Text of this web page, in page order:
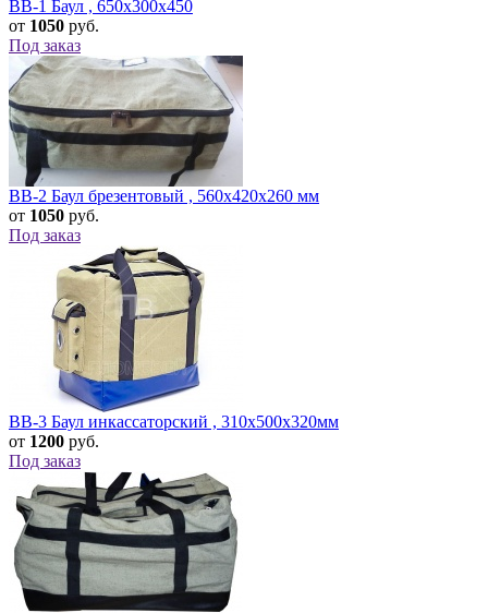
BB-1 Баул , 650x300x450
от 1050 руб.
Под заказ
BB-2 Баул брезентовый , 560х420х260 мм
от 1050 руб.
Под заказ
BB-3 Баул инкассаторский , 310х500х320мм
от 1200 руб.
Под заказ